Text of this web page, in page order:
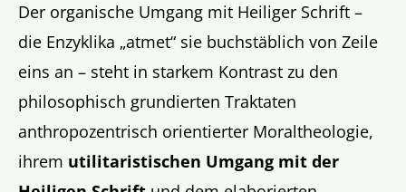
Der organische Umgang mit Heiliger Schrift –
die Enzyklika „atmet“ sie buchstäblich von Zeile
eins an – steht in starkem Kontrast zu den
philosophisch grundierten Traktaten
anthropozentrisch orientierter Moraltheologie,
ihrem utilitaristischen Umgang mit der